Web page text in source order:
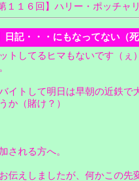
１１６回】ハリー・ポッチャ
記・・・にもなってない（死
トしてるヒマもないです（ぇ）
イトして明日は早朝の近鉄で
か（賭け？）
される方へ。
伝えしましたが、何かこの先